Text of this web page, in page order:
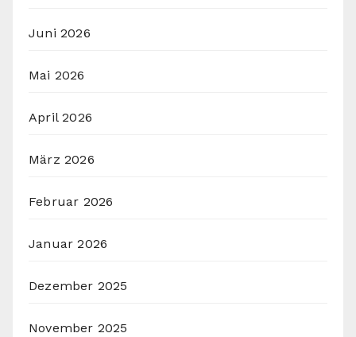
Juni 2026
Mai 2026
April 2026
März 2026
Februar 2026
Januar 2026
Dezember 2025
November 2025